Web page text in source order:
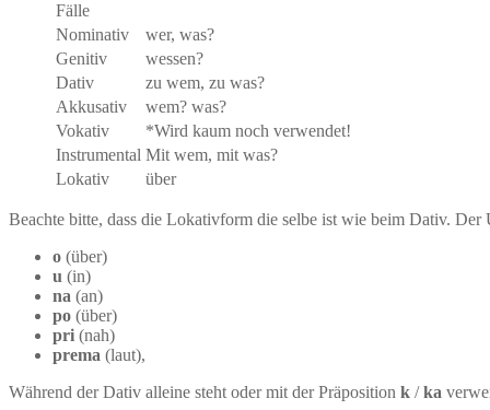
Fälle
Nominativ
wer, was?
Genitiv
wessen?
Dativ
zu wem, zu was?
Akkusativ
wem? was?
Vokativ
*Wird kaum noch verwendet!
Instrumental Mit wem, mit was?
Lokativ
über
Beachte bitte, dass die Lokativform die selbe ist wie beim Dativ.
o (über)
u (in)
na (an)
po (über)
pri (nah)
prema (laut),
Während der Dativ alleine steht oder mit der Präposition k /ka